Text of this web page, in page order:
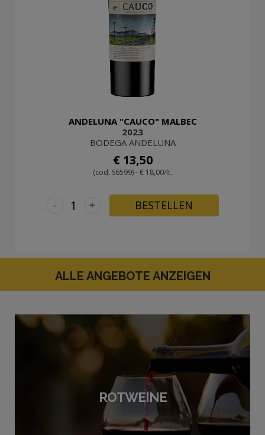
ANDELUNA "CAUCO" MALBEC
2023
BODEGA ANDELUNA
€ 13,50
(cod. S6599) - € 18,00/lt.
+
- BESTELLEN
ALLE ANGEBOTE ANZEIGEN
ROTWEINE